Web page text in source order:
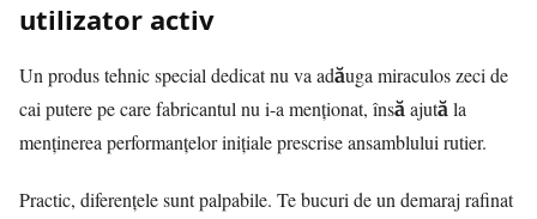
utilizator activ
Un produs tehnic special dedicat nu va adăuga miraculos zeci de
cai putere pe care fabricantul nu i-a menționat, însă ajută la
menținerea performanțelor inițiale prescrise ansamblului rutier.
Practic, diferențele sunt palpabile. Te bucuri de un demaraj rafinat